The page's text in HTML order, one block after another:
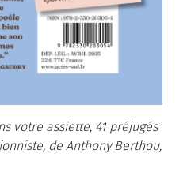
votre assiette, 41 préjugés
de Anthony Berthou,